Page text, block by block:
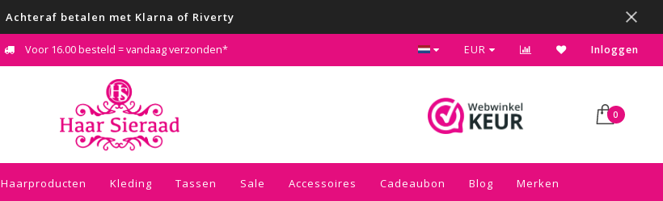
Achteraf betalen met Klarna of Riverty
Voor 16.00 besteld = vandaag verzonden* Kies voor de gratis inpakservice in je winkelwagen
EUR Inloggen
0
Haarproducten Kleding Tassen Sale Accessoires Cadeaubon Blog Merken